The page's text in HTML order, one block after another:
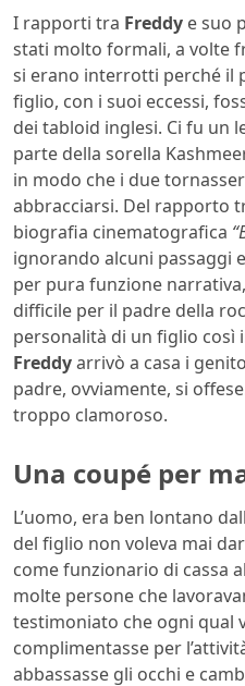
I rapporti tra Freddy e suo
stati molto formali, a volte
si erano interrotti perché il
figlio, con i suoi eccessi,
dei tabloid inglesi. Ci fu un
parte della sorella
in modo che i due
abbracciarsi. Del rapporto
biografia cinematografica
ignorando alcuni passaggi
per pura funzione
difficile per il padre della
personalità di un figlio così
Freddyarrivò a casa i
padre, ovviamente, si
troppo clamoroso.
Una coupé per
L’uomo, era ben lontano
del figlio non voleva mai
come funzionario di cassa
molte persone che
testimoniato che ogni qual
complimentasse per
abbassasse gli occhi e